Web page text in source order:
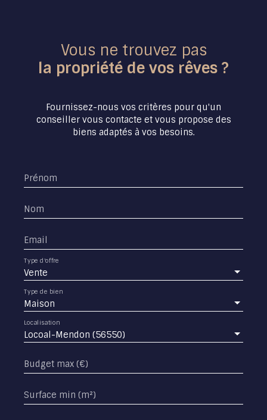
Vous ne trouvez pas
la propriété de vos rêves ?
Fournissez-nous vos critères pour qu'un
conseiller vous contacte et vous propose des
biens adaptés à vos besoins.
Prénom
Nom
Email
Vente
Type d'offre
Maison
Type de bien
Locoal-Mendon (56550)
Localisation
Budget max (€)
Surface min (m²)